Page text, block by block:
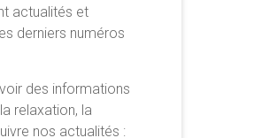
actualités et
derniers numéros
des informations
relaxation, la
nos actualités :